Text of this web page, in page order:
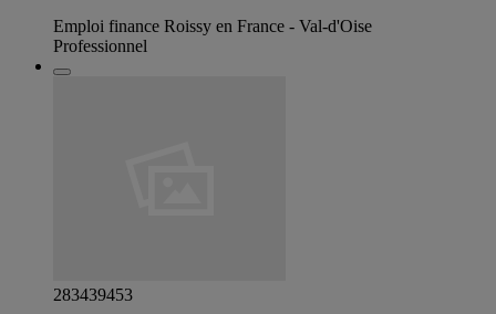
Emploi finance Roissy en France - Val-d'Oise
Professionnel
283439453